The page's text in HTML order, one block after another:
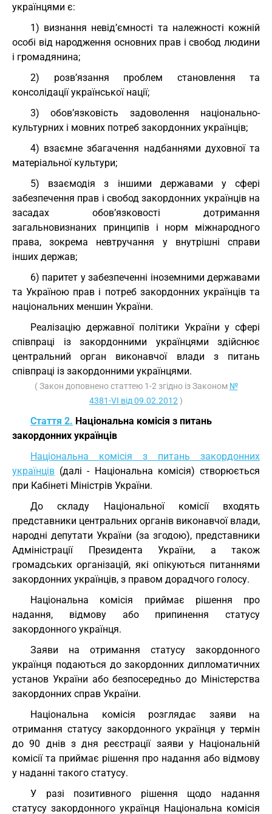
українцями є:
1) визнання невід’ємності та належності кожній
особі від народження основних прав і свобод людини
і громадянина;
2) розв’язання проблем становлення та
консолідації української нації;
3) обов’язковість задоволення національно-
культурних і мовних потреб закордонних українців;
4) взаємне збагачення надбаннями духовної та
матеріальної культури;
5) взаємодія з іншими державами у сфері
забезпечення прав і свобод закордонних українців на
засадах обов’язковості дотримання
загальновизнаних принципів і норм міжнародного
права, зокрема невтручання у внутрішні справи
інших держав;
6) паритет у забезпеченні іноземними державами
та Україною прав і потреб закордонних українців та
національних меншин України.
Реалізацію державної політики України у сфері
співпраці із закордонними українцями здійснює
центральний орган виконавчої влади з питань
співпраці із закордонними українцями.
( Закон доповнено статтею 1-2 згідно із Законом №
4381-VI від 09.02.2012 )
Стаття 2. Національна комісія з питань
закордонних українців
Національна комісія з питань закордонних
українців (далі - Національна комісія) створюється
при Кабінеті Міністрів України.
До складу Національної комісії входять
представники центральних органів виконавчої влади,
народні депутати України (за згодою), представники
Адміністрації Президента України, а також
громадських організацій, які опікуються питаннями
закордонних українців, з правом дорадчого голосу.
Національна комісія приймає рішення про
надання, відмову або припинення статусу
закордонного українця.
Заяви на отримання статусу закордонного
українця подаються до закордонних дипломатичних
установ України або безпосередньо до Міністерства
закордонних справ України.
Національна комісія розглядає заяви на
отримання статусу закордонного українця у термін
до 90 днів з дня реєстрації заяви у Національній
комісії та приймає рішення про надання або відмову
у наданні такого статусу.
У разі позитивного рішення щодо надання
статусу закордонного українця Національна комісія